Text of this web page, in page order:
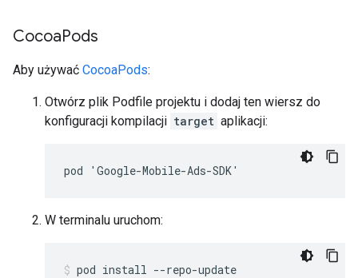
CocoaPods
Aby używać CocoaPods:
Otwórz plik Podfile projektu i dodaj ten wiersz do
konfiguracji kompilacji target aplikacji:
pod 'Google-Mobile-Ads-SDK'
W terminalu uruchom:
pod install --repo-update